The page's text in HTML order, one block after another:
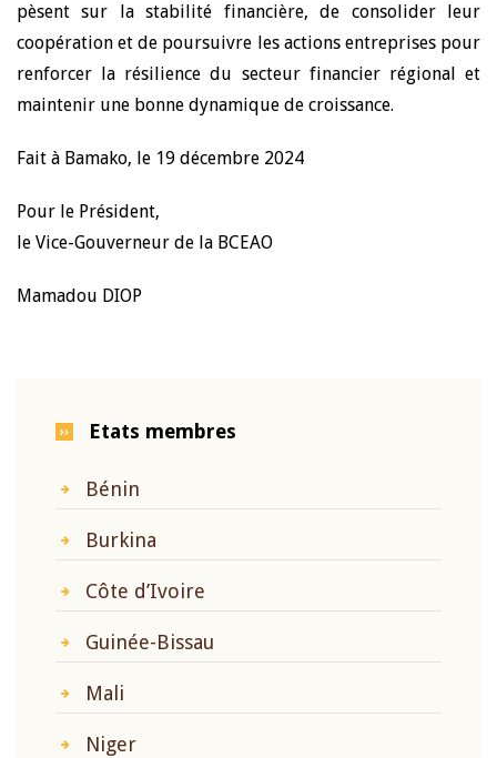
pèsent sur la stabilité financière, de consolider leur
coopération et de poursuivre les actions entreprises pour
renforcer la résilience du secteur financier régional et
maintenir une bonne dynamique de croissance.
Fait à Bamako, le 19 décembre 2024
Pour le Président,
le Vice-Gouverneur de la BCEAO
Mamadou DIOP
Etats membres
Bénin
Burkina
Côte d’Ivoire
Guinée-Bissau
Mali
Niger